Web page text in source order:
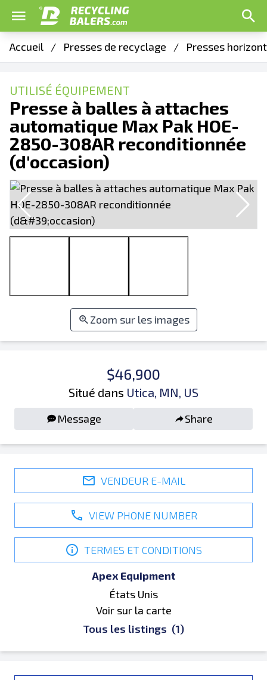
Accueil / Presses de recyclage / Presses
UTILISÉ ÉQUIPEMENT
Presse à balles à attaches
automatique Max Pak HOE-
2850-308AR reconditionnée
(d'occasion)
Zoom sur les images
$46,900
Situé dans Utica, MN, US
Message Share
VENDEUR E-MAIL
VIEW PHONE NUMBER
TERMES ET CONDITIONS
Apex Equipment
États Unis
Voir sur la carte
Tous les listings (1)